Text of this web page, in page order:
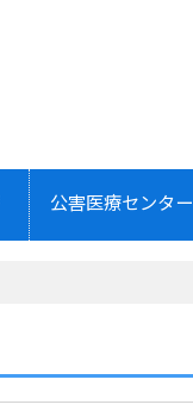
公害医療センター